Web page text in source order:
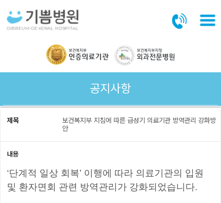
공지사항
제목
보건복지부 지침에 따른 급성기 의료기관 방역관리 강화방
안
내용
‘단계적 일상 회복’ 이행에 따라 의료기관의 입원
및 환자면회 관련 방역관리가 강화되었습니다.